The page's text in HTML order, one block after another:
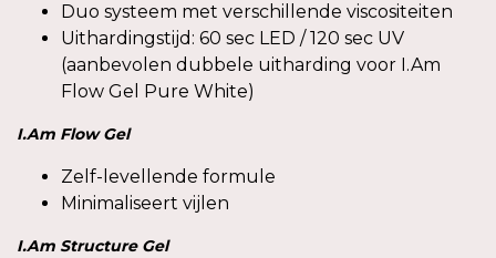
Duo systeem met verschillende viscositeiten
Uithardingstijd: 60 sec LED / 120 sec UV
(aanbevolen dubbele uitharding voor I.Am
Flow Gel Pure White)
I.Am Flow Gel
Zelf-levellende formule
Minimaliseert vijlen
I.Am Structure Gel